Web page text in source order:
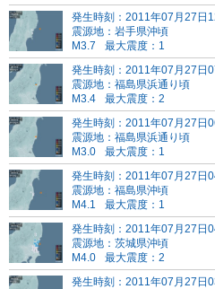
発生時刻：2011年07月27日
震源地：岩手県沖頃
M3.7
最大震度：1
発生時刻：2011年07月27日
震源地：福島県浜通り頃
M3.4
最大震度：2
発生時刻：2011年07月27日
震源地：福島県浜通り頃
M3.0
最大震度：1
発生時刻：2011年07月27日
震源地：福島県沖頃
M4.1
最大震度：1
発生時刻：2011年07月27日
震源地：茨城県沖頃
M4.0
最大震度：2
発生時刻：2011年07月27日